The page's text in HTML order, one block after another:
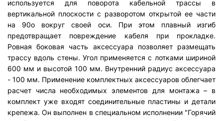
используется для поворота кабельной трассы в
вертикальной плоскости с разворотом открытой ее части
на 90о вокруг своей оси. При этом плавный изгиб
предотвращает повреждение кабеля при прокладке.
Ровная боковая часть аксессуара позволяет размещать
трассу вдоль стены. Угол применяется с лотками шириной
600 мм и высотой 100 мм. Внутренний радиус аксессуара
- 100 мм. Применение комплектных аксессуаров облегчает
расчет числа необходимых элементов для монтажа – в
комплект уже входят соединительные пластины и детали
крепежа. Он выполнен в специальном исполнении "Горячий